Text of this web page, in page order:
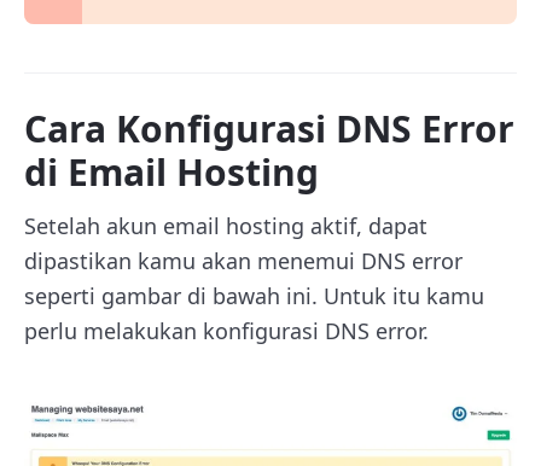
Cara Konfigurasi DNS Error
di Email Hosting
Setelah akun email hosting aktif, dapat
dipastikan kamu akan menemui DNS error
seperti gambar di bawah ini. Untuk itu kamu
perlu melakukan konfigurasi DNS error.